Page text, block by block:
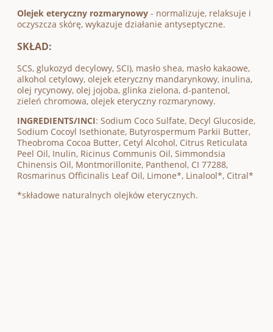
Olejek eteryczny rozmarynowy - normalizuje, relaksuje i
oczyszcza skórę, wykazuje działanie antyseptyczne.
SKŁAD:
SCS, glukozyd decylowy, SCI), masło shea, masło kakaowe,
alkohol cetylowy, olejek eteryczny mandarynkowy, inulina,
olej rycynowy, olej jojoba, glinka zielona, d-pantenol,
zieleń chromowa, olejek eteryczny rozmarynowy.
INGREDIENTS/INCI: Sodium Coco Sulfate, Decyl Glucoside,
Sodium Cocoyl Isethionate, Butyrospermum Parkii Butter,
Theobroma Cocoa Butter, Cetyl Alcohol, Citrus Reticulata
Peel Oil, Inulin, Ricinus Communis Oil, Simmondsia
Chinensis Oil, Montmorillonite, Panthenol, CI 77288,
Rosmarinus Officinalis Leaf Oil, Limone*, Linalool*, Citral*
*składowe naturalnych olejków eterycznych.